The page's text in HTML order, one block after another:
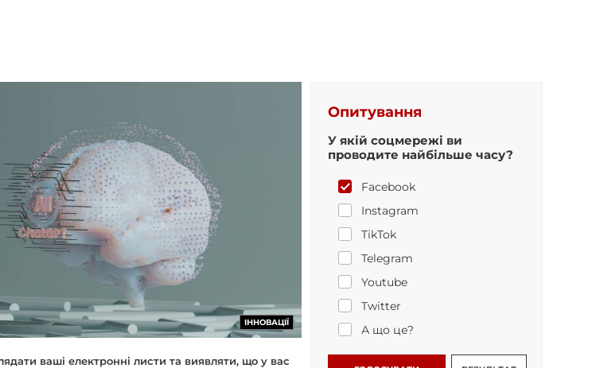
ІННОВАЦІЇ
ваші електронні листи та виявляти, що у вас
Опитування
У якій соцмережі ви
проводите найбільше часу?
Facebook
Instagram
TikTok
Telegram
Youtube
Twitter
А що це?